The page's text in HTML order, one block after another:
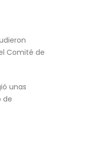
Comité de
unas
de